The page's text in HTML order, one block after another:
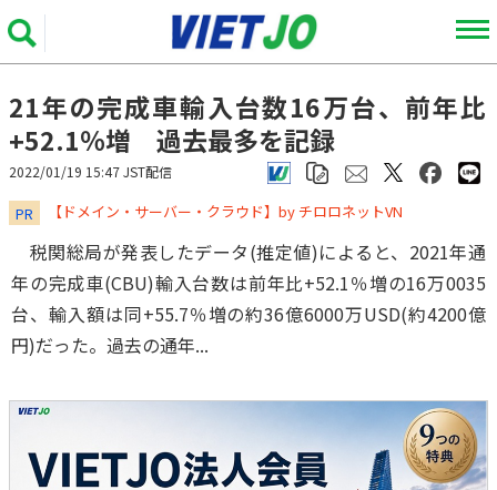
21年の完成車輸入台数16万台、前年比
+52.1％増 過去最多を記録
2022/01/19 15:47 JST配信
PR ​​​​​​​【ドメイン・サーバー・クラウド】by チロロネットVN
税関総局が発表したデータ(推定値)によると、2021年通
年の完成車(CBU)輸入台数は前年比+52.1％増の16万0035
台、輸入額は同+55.7％増の約36億6000万USD(約4200億
円)だった。過去の通年...